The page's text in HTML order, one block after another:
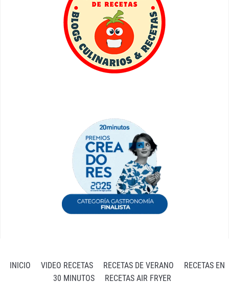
INICIO VIDEO RECETAS RECETAS DE VERANO
RECETAS EN
30 MINUTOS
RECETAS AIR FRYER